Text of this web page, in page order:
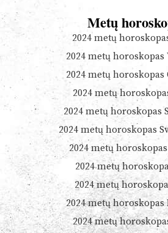
Metų
2024 metų
2024 metų horoskopas
2024 metų horoskopas
2024 metų
2024 metų horoskopas
2024 metų horoskopas
2024 metų
2024 metų
2024 metų
2024 metų horoskopas
2024 metų